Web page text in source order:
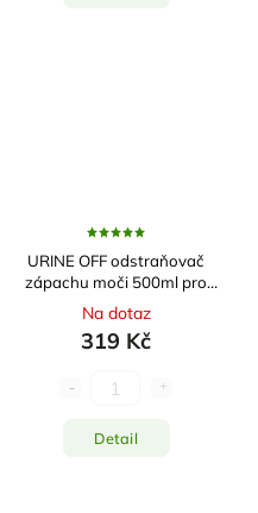
URINE OFF odstraňovač
zápachu moči 500ml pro
kočky
Na dotaz
319 Kč
Detail